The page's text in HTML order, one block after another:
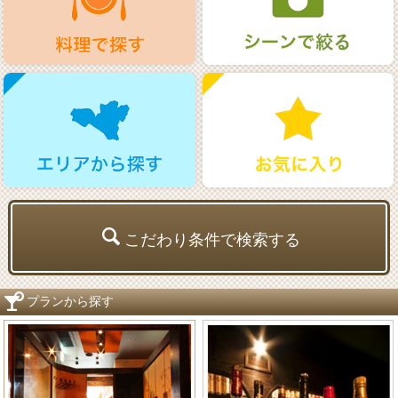
こだわり条件で検索する
プランから探す